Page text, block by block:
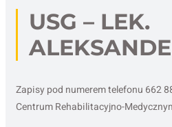
USG – LEK.
Zapisy pod numerem telefonu 662
Centrum Rehabilitacyjno-